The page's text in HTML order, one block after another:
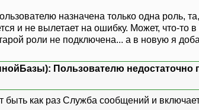
назначена только одна роль,
и не вылетает на ошибку. Может, что-то
роли не подключена... а в новую я
Пользователю недостаточно
быть как раз Служба сообщений и